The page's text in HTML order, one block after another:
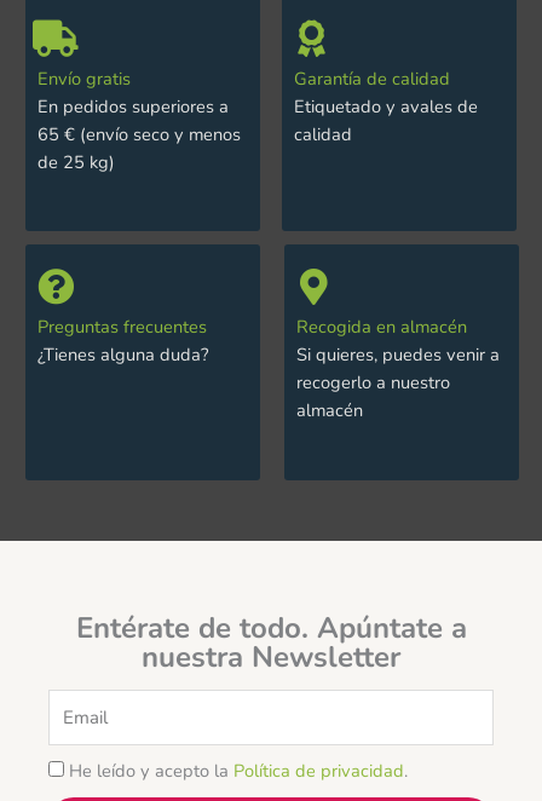
Envío gratis
En pedidos superiores a
65 € (envío seco y menos
de 25 kg)
Garantía de calidad
Etiquetado y avales de
calidad
Preguntas frecuentes
¿Tienes alguna duda?
Recogida en almacén
Si quieres, puedes venir a
recogerlo a nuestro
almacén
Entérate de todo. Apúntate a
nuestra Newsletter
He leído y acepto la Política de privacidad.